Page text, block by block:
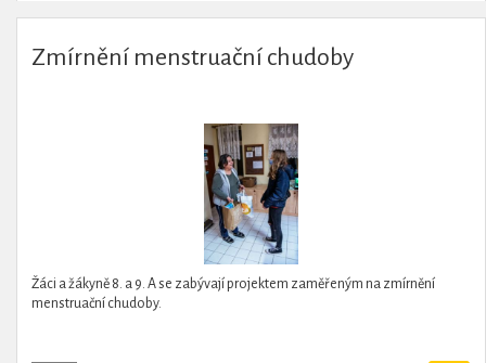
Zmírnění menstruační chudoby
Žáci a žákyně 8. a 9. A se zabývají projektem zaměřeným na zmírnění
menstruační chudoby.